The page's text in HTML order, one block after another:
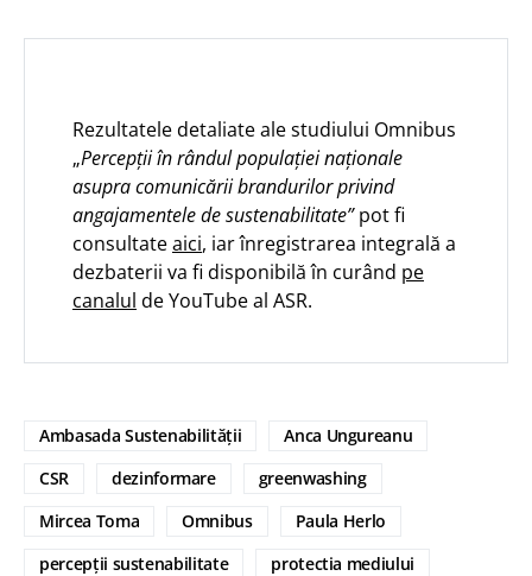
Rezultatele detaliate ale studiului Omnibus
„Percepții în rândul populației naționale
asupra comunicării brandurilor privind
angajamentele de sustenabilitate”pot fi
consultateaici, iar înregistrarea integrală a
dezbaterii va fi disponibilă în curând pe
canalul de YouTube al ASR.
Ambasada Sustenabilității
Anca Ungureanu
CSR
dezinformare
greenwashing
Mircea Toma
Omnibus
Paula Herlo
percepții sustenabilitate
protectia mediului